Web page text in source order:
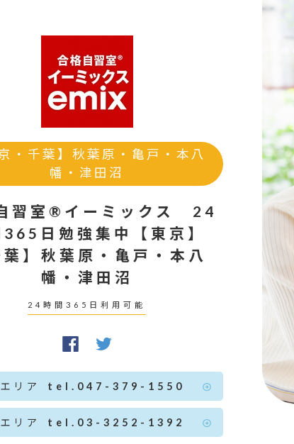
京・千葉】秋葉原・亀戸・本八
幡・津田沼
習室®イーミックス 24
365日勉強集中【東京】
葉】秋葉原・亀戸・本八
幡・津田沼
24時間365日利用可能
リア tel.047-379-1550
リア tel.03-3252-1392